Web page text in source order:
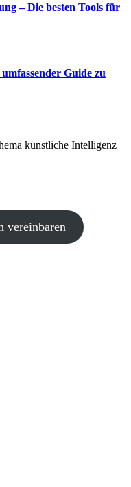
– Die besten Tools für
Guide zu
künstliche Intelligenz
vereinbaren